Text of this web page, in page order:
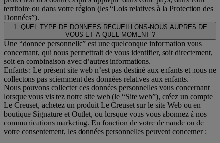
territoire ou dans votre région (les “Lois relatives à la Protection des
Données”).
1. QUEL TYPE DE DONNEES RECUEILLONS-NOUS AUPRES DE
VOUS ET A QUEL MOMENT ?
Une “donnée personnelle” est une quelconque information vous
concernant, qui nous permettrait de vous identifier, soit directement,
soit en combinaison avec d’autres informations.
Enfants : Le présent site web n’est pas destiné aux enfants et nous ne
collectons pas sciemment des données relatives aux enfants.
Nous pouvons collecter des données personnelles vous concernant
lorsque vous visitez notre site web (le “Site web”), créez un compte
Le Creuset, achetez un produit Le Creuset sur le site Web ou en
boutique Signature et Outlet, ou lorsque vous vous abonnez à nos
communications marketing. En fonction de votre demande ou de
votre consentement, les données personnelles peuvent concerner :